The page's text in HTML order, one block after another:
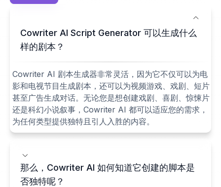
Cowriter AI Script Generator 可以生成什么
样的剧本？
Cowriter AI 剧本生成器非常灵活，因为它不仅可以为电
影和电视节目生成剧本，还可以为视频游戏、戏剧、短片
甚至广告生成对话。无论您是想创建戏剧、喜剧、惊悚片
还是科幻小说叙事，Cowriter AI 都可以适应您的需求，
为任何类型提供独特且引人入胜的内容。
那么，Cowriter AI 如何知道它创建的脚本是
否独特呢？